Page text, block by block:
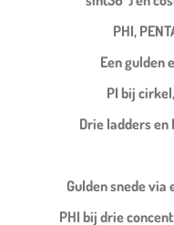
PHI,
Een gulden
PI bij
Drie ladders en
Gulden snede
PHI bij drie